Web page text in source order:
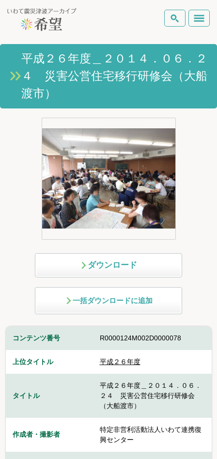
いわて震災津波アーカイブとは
岩手県の被害状況
ピックアップコンテンツ
Foreign Laguage
検索
テーマから探す
平成２６年度＿２０１４．０６．２
４ 災害公営住宅移行研修会（大船
渡市）
ダウンロード
一括ダウンロードに追加
コンテンツ番号 R0000124M002D0000078
上位タイトル 平成２６年度
タイトル
平成２６年度＿２０１４．０６．
２４ 災害公営住宅移行研修会
（大船渡市）
作成者・撮影者
特定非営利活動法人いわて連携復
興センター